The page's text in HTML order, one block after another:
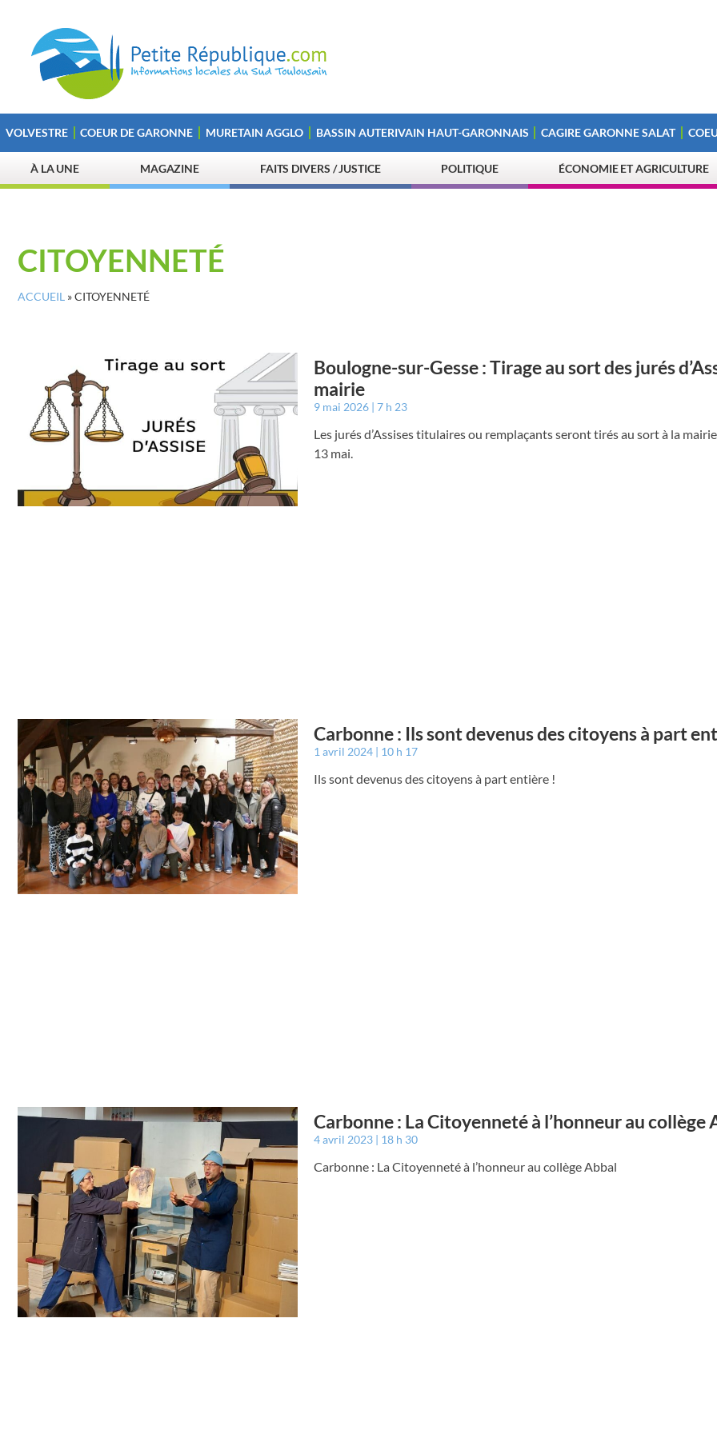
VOLVESTRE COEUR DE GARONNE MURETAIN AGGLO BASSIN AUTERIVAIN HAUT-GARONNAIS CAGIRE GARONNE SALAT
À LA UNE MAGAZINE FAITS DIVERS / JUSTICE POLITIQUE ÉCONOMIE ET AGRICULTURE
CITOYENNETÉ
ACCUEIL »CITOYENNETÉ
Boulogne-sur-Gesse : Tirage au sort des jurés
mairie
9 mai 2026 7 h 23
Les jurés d’Assises titulaires ou remplaçants seront tirés au sort à la
13 mai.
Carbonne : Ils sont devenus des citoyens à part
1 avril 2024 10 h 17
Ils sont devenus des citoyens à part entière !
Carbonne : La Citoyenneté à l’honneur au collège
4 avril 2023 18 h 30
Carbonne : La Citoyenneté à l’honneur au collège Abbal